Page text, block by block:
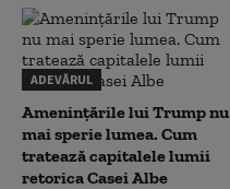
ADEVĂRUL
Amenințările lui Trump nu
mai sperie lumea. Cum
tratează capitalele lumii
retorica Casei Albe